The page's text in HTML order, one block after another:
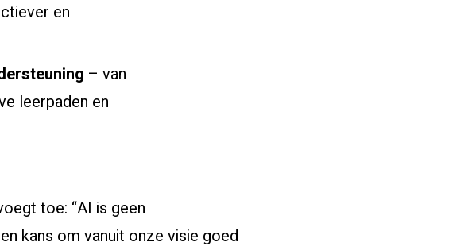
en
– van
leerpaden en
toe: “AI is geen
kans om vanuit onze visie goed